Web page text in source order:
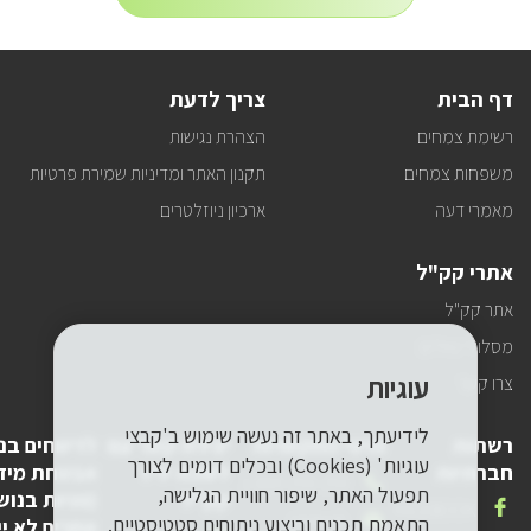
הרשמה
דף הבית
רשימת צמחים
משפחות צמחים
מאמרי דעה
צריך לדעת
הצהרת נגישות
תקנון האתר ומדיניות שמירת פרטיות
ארכיון ניוזלטרים
אתרי קק"ל
אתר קק"ל
מסלולי טיולים
צרו קשר
רשתות
חברתיות
FACEBOOK
אנחנו
פרטי התקשרות
טלפון
שלנו
1-800-250-250
דואר pneyot-
יצירת קשר עם
לשכת יו"ר
קק"ל
לדיווחים
אבטחת
(פניות
עוגיות
לידיעתך, באתר זה נעשה שימוש ב'קבצי
עוגיות' (Cookies) ובכלים דומים לצורך
תפעול האתר, שיפור חוויית הגלישה,
התאמת תכנים וביצוע ניתוחים סטטיסטיים.